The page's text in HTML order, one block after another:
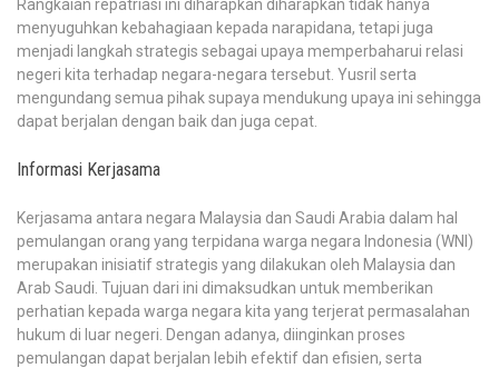
Rangkaian repatriasi ini diharapkan diharapkan tidak hanya
menyuguhkan kebahagiaan kepada narapidana, tetapi juga
menjadi langkah strategis sebagai upaya memperbaharui relasi
negeri kita terhadap negara-negara tersebut. Yusril serta
mengundang semua pihak supaya mendukung upaya ini sehingga
dapat berjalan dengan baik dan juga cepat.
Informasi Kerjasama
Kerjasama antara negara Malaysia dan Saudi Arabia dalam hal
pemulangan orang yang terpidana warga negara Indonesia (WNI)
merupakan inisiatif strategis yang dilakukan oleh Malaysia dan
Arab Saudi. Tujuan dari ini dimaksudkan untuk memberikan
perhatian kepada warga negara kita yang terjerat permasalahan
hukum di luar negeri. Dengan adanya, diinginkan proses
pemulangan dapat berjalan lebih efektif dan efisien, serta